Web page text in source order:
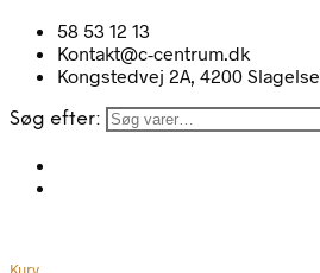
58 53 12 13
Kontakt@c-centrum.dk
Kongstedvej 2A, 4200 Slagelse
Søg efter: